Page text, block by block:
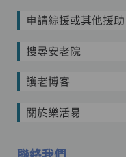
申請綜援或其他援助
搜尋安老院
護老博客
關於樂活易